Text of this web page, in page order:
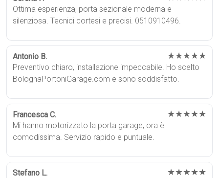
Ottima esperienza, porta sezionale moderna e
silenziosa. Tecnici cortesi e precisi. 0510910496.
Antonio B. ★★★★★
Preventivo chiaro, installazione impeccabile. Ho scelto
BolognaPortoniGarage.com e sono soddisfatto.
Francesca C. ★★★★★
Mi hanno motorizzato la porta garage, ora è
comodissima. Servizio rapido e puntuale.
Stefano L. ★★★★★